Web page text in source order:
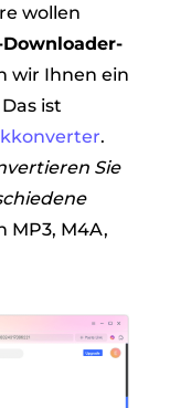
wollen
wir Ihnen ein
ist
.
Sie
MP3, M4A,